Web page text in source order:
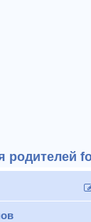
родителей